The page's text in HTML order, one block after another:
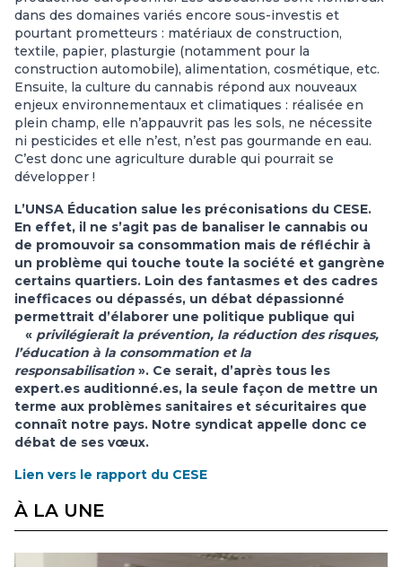
dans des domaines variés encore sous-investis et
pourtant prometteurs : matériaux de construction,
textile, papier, plasturgie (notamment pour la
construction automobile), alimentation, cosmétique, etc.
Ensuite, la culture du cannabis répond aux nouveaux
enjeux environnementaux et climatiques : réalisée en
plein champ, elle n’appauvrit pas les sols, ne nécessite
ni pesticides et elle n’est, n’est pas gourmande en eau.
C’est donc une agriculture durable qui pourrait se
développer !
L’UNSA Éducation salue les préconisations du CESE.
En effet, il ne s’agit pas de banaliser le cannabis ou
de promouvoir sa consommation mais de réfléchir à
un problème qui touche toute la société et gangrène
certains quartiers. Loin des fantasmes et des cadres
inefficaces ou dépassés, un débat dépassionné
permettrait d’élaborer une politique publique qui
« privilégierait la prévention, la réduction des risques,
l’éducation à la consommation et la
responsabilisation ». Ce serait, d’après tous les
expert.es auditionné.es, la seule façon de mettre un
terme aux problèmes sanitaires et sécuritaires que
connaît notre pays. Notre syndicat appelle donc ce
débat de ses vœux.
Lien vers le rapport du CESE
À LA UNE